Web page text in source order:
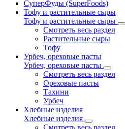
СуперФуды (SuperFoods)
Тофу и растительные сыры
Тофу и растительные сыры
Смотреть весь раздел
Растительные сыры
Тофу
Урбеч, ореховые пасты
Урбеч, ореховые пасты
Смотреть весь раздел
Ореховые пасты
Тахини
Урбеч
Хлебные изделия
Хлебные изделия
Смотреть весь раздел